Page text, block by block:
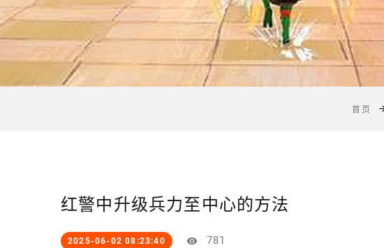
首页
红警中升级兵力至中心的方法
2025-06-02 08:23:40 781